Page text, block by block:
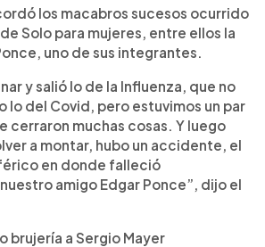
los macabros sucesos ocurrido
Solo para mujeres, entre ellos la
uno de sus integrantes.
y salió lo de la Influenza, que no
lo del Covid, pero estuvimos un par
cerraron muchas cosas. Y luego
a montar, hubo un accidente, el
en donde falleció
amigo Edgar Ponce”, dijo el
brujería a Sergio Mayer